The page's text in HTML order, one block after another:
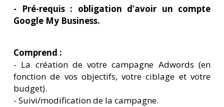
- Pré-requis : obligation d’avoir un compte
Google My Business.
Comprend :
- La création de votre campagne Adwords (en
fonction de vos objectifs, votre ciblage et votre
budget).
- Suivi/modification de la campagne.